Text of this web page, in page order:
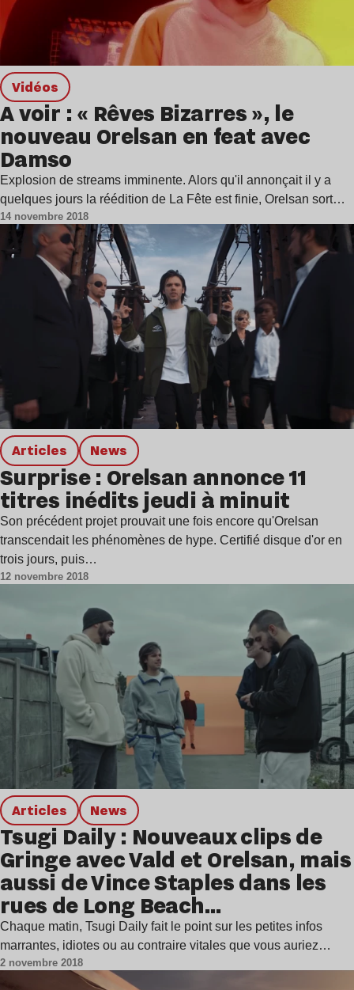
Vidéos
A voir : « Rêves Bizarres », le
nouveau Orelsan en feat avec
Damso
Explosion de streams imminente. Alors qu'il annonçait il y a
quelques jours la réédition de La Fête est finie, Orelsan sort…
14 novembre 2018
Articles news
Surprise : Orelsan annonce 11
titres inédits jeudi à minuit
Son précédent projet prouvait une fois encore qu'Orelsan
transcendait les phénomènes de hype. Certifié disque d'or en
trois jours, puis…
12 novembre 2018
Articles news
Tsugi Daily : Nouveaux clips de
Gringe avec Vald et Orelsan, mais
aussi de Vince Staples dans les
rues de Long Beach…
Chaque matin, Tsugi Daily fait le point sur les petites infos
marrantes, idiotes ou au contraire vitales que vous auriez…
2 novembre 2018